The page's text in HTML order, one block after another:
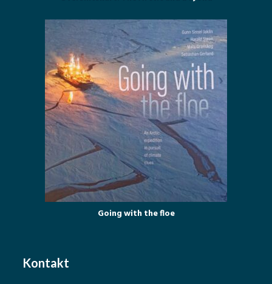
Going with the floe
Kontakt